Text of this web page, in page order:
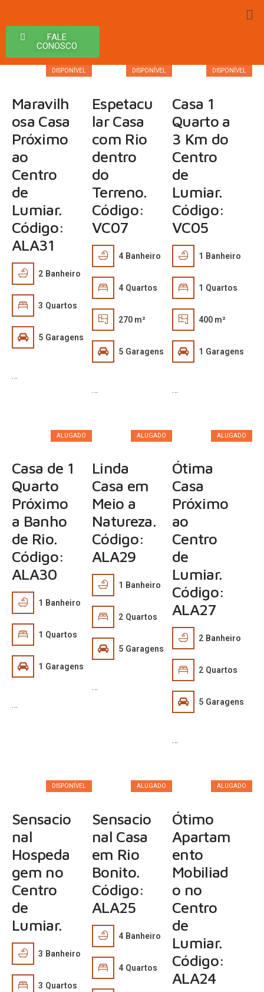
FALE
CONOSCO
DISPONÍVEL
3.000,00
Maravilh
osa Casa
Próximo
ao
Centro
de
Lumiar.
Código:
ALA31
2 Banheiro
3 Quartos
5 Garagens
…
DISPONÍVEL
Espetacu
lar Casa
com Rio
dentro
do
Terreno.
Código:
VC07
4 Banheiro
4 Quartos
270 m²
5 Garagens
…
DISPONÍVEL
Casa 1
Quarto a
3 Km do
Centro
de
Lumiar.
Código:
VC05
1 Banheiro
1 Quartos
400 m²
1 Garagens
…
ALUGADO
Casa de 1
Quarto
Próximo
a Banho
de Rio.
Código:
ALA30
1 Banheiro
1 Quartos
1 Garagens
…
ALUGADO
Linda
Casa em
Meio a
Natureza.
Código:
ALA29
1 Banheiro
2 Quartos
5 Garagens
…
ALUGADO
Ótima
Casa
Próximo
ao
Centro
de
Lumiar.
Código:
ALA27
2 Banheiro
2 Quartos
5 Garagens
…
DISPONÍVEL
Sensacio
nal
Hospeda
gem no
Centro
de
Lumiar.
3 Banheiro
3 Quartos
ALUGADO
Sensacio
nal Casa
em Rio
Bonito.
Código:
ALA25
4 Banheiro
4 Quartos
ALUGADO
Ótimo
Apartam
ento
Mobiliad
o no
Centro
de
Lumiar.
Código:
ALA24